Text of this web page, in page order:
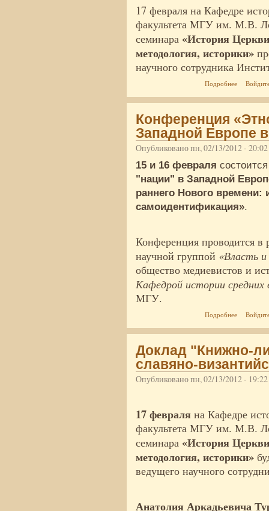
17 февраля на Кафедре
факультета МГУ им. М.В.
семинара «История
методология, историки»
научного сотрудника
Подробнее о
Конференция
Западной Европе
Опубликовано пн, 02/13/2012 -
15 и 16 февраля
"нации" в Западной
раннего Нового времени:
самоидентификация».
Конференция проводится в
научной группой «Власть
общество медиевистов и
Кафедрой истории средних
МГУ.
Подробнее о
Доклад "Книжно-
славяно-
Опубликовано пн, 02/13/2012 -
17 февраля на Кафедре
факультета МГУ им. М.В.
семинара «История
методология, историки»
ведущего научного
Анатолия Аркадьевича